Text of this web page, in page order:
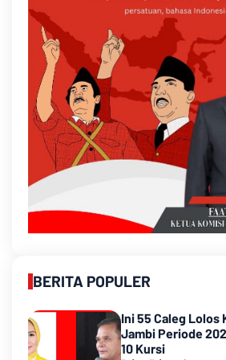
BERITA POPULER
Ini 55 Caleg Lolos
Jambi Periode
10 Kursi